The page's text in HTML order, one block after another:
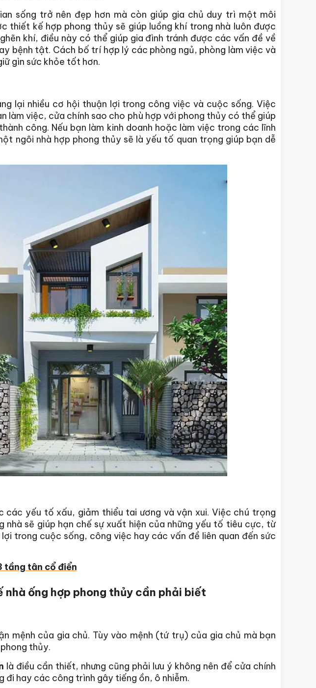
sống trở nên đẹp hơn mà còn giúp gia chủ duy trì một môi
thiết kế hợp phong thủy sẽ giúp luồng khí trong nhà luôn được
khí, điều này có thể giúp gia đình tránh được các vấn đề về
bệnh tật. Cách bố trí hợp lý các phòng ngủ, phòng làm việc và
gìn sức khỏe tốt hơn.
lại nhiều cơ hội thuận lợi trong công việc và cuộc sống. Việc
làm việc, cửa chính sao cho phù hợp với phong thủy có thể giúp
công. Nếu bạn làm kinh doanh hoặc làm việc trong các lĩnh
ngôi nhà hợp phong thủy sẽ là yếu tố quan trọng giúp bạn dễ
các yếu tố xấu, giảm thiểu tai ương và vận xui. Việc chú trọng
sẽ giúp hạn chế sự xuất hiện của những yếu tố tiêu cực, từ
trong cuộc sống, công việc hay các vấn đề liên quan đến sức
tầng tân cổ điển
nhà ống hợp phong thủy cần phải biết
mệnh của gia chủ. Tùy vào mệnh (tứ trụ) của gia chủ mà bạn
thủy.
là điều cần thiết, nhưng cũng phải lưu ý không nên để cửa chính
đi hay các công trình gây tiếng ồn, ô nhiễm.